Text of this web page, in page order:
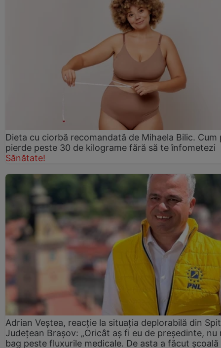
Dieta cu ciorbă recomandată de Mihaela Bilic. Cum
pierde peste 30 de kilograme fără să te înfometezi
Sănătate!
Adrian Veștea, reacție la situația deplorabilă din
Județean Brașov: „Oricât aș fi eu de președinte, nu
bag peste fluxurile medicale. De asta a făcut școală